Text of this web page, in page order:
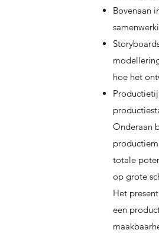
Bovenaan
hoe het
Onderaan
totale
op grote
Het
een